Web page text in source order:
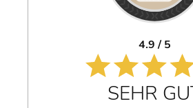
4.9 / 5
SEHR